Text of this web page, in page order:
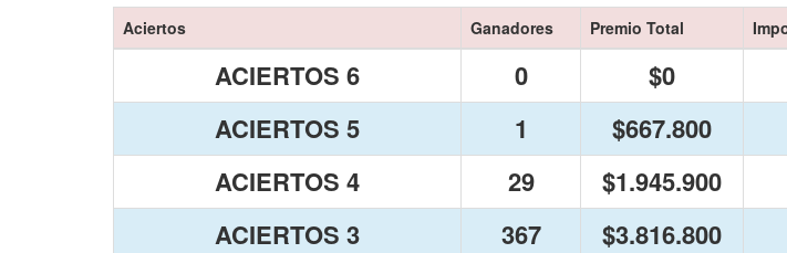
Aciertos Ganadores Premio Total
ACIERTOS 6 0 $0
ACIERTOS 5
1 $667.800
ACIERTOS 4
29 $1.945.900
ACIERTOS 3
367 $3.816.800